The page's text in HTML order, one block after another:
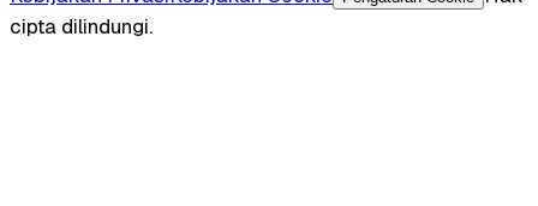
cipta dilindungi.